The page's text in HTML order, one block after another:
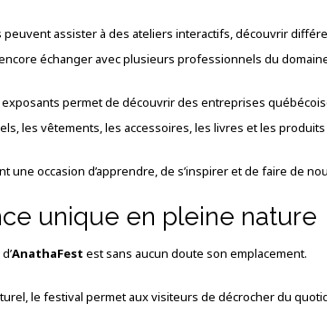
assister à des ateliers interactifs, découvrir
échanger avec plusieurs professionnels du
permet de découvrir des entreprises
les vêtements, les accessoires, les livres et les
une occasion d’apprendre, de s’inspirer et de faire de
unique en pleine nature
AnathaFest est sans aucun doute son emplacement.
le festival permet aux visiteurs de décrocher du